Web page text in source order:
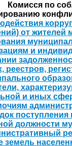
Комисся по
от жителей
и
реестров,
и иных
должности
земель